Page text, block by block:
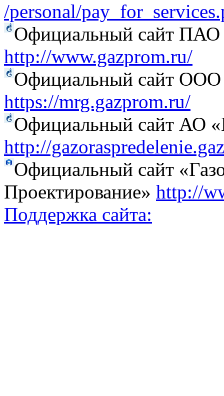
/personal/
Официальный сайт ПАО
http://www.gazprom.ru/
Официальный сайт ООО
https://mrg.gazprom.ru/
Официальный сайт АО
http://
Официальный сайт
Проектирование» http://
Поддержка сайта: